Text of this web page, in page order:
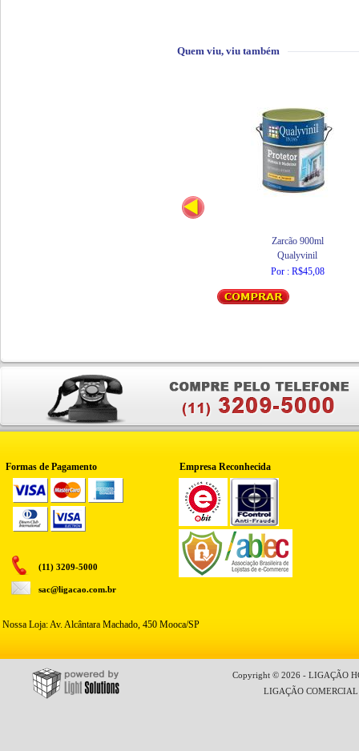
Quem viu, viu também
Zarcão 900ml
Qualyvinil
Por : R$45,08
Formas de Pagamento Empresa Reconhecida
(11) 3209-5000
sac@ligacao.com.br
Nossa Loja: Av. Alcântara Machado, 450 Mooca/SP
Copyright © 2026 - LIGAÇÃO
LIGAÇÃO